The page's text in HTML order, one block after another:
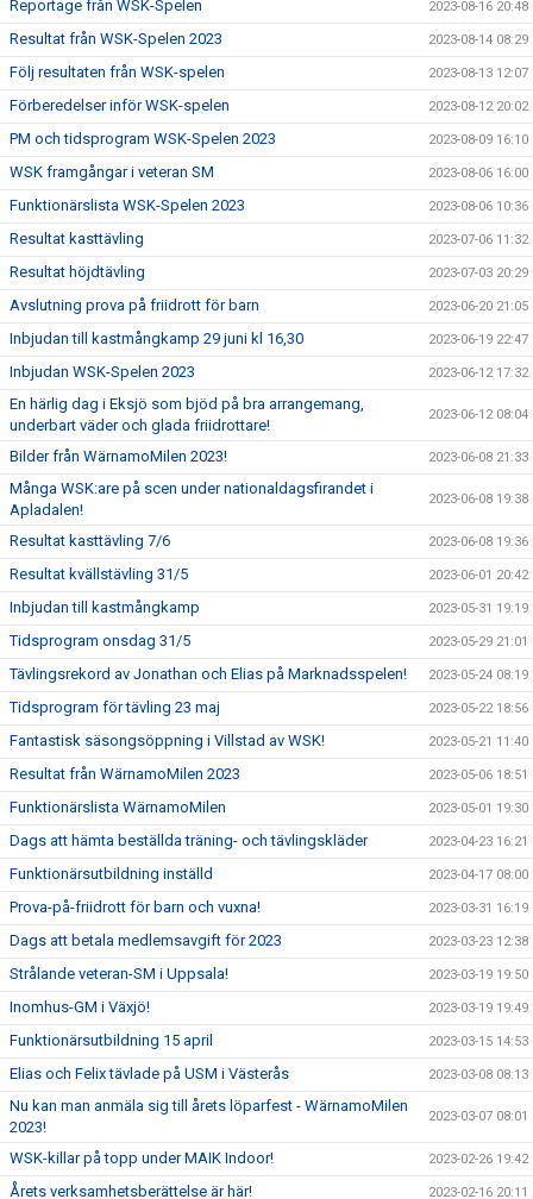
Reportage från WSK-Spelen 2023-08-16 20:48
Resultat från WSK-Spelen 2023 2023-08-14 08:29
Följ resultaten från WSK-spelen 2023-08-13 12:07
Förberedelser inför WSK-spelen 2023-08-12 20:02
PM och tidsprogram WSK-Spelen 2023 2023-08-09 16:10
WSK framgångar i veteran SM 2023-08-06 16:00
Funktionärslista WSK-Spelen 2023 2023-08-06 10:36
Resultat kasttävling 2023-07-06 11:32
Resultat höjdtävling 2023-07-03 20:29
Avslutning prova på friidrott för barn 2023-06-20 21:05
Inbjudan till kastmångkamp 29 juni kl 16,30 2023-06-19 22:47
Inbjudan WSK-Spelen 2023 2023-06-12 17:32
En härlig dag i Eksjö som bjöd på bra arrangemang,
underbart väder och glada friidrottare!
2023-06-12 08:04
Bilder från WärnamoMilen 2023! 2023-06-08 21:33
Många WSK:are på scen under nationaldagsfirandet i
Apladalen!
2023-06-08 19:38
Resultat kasttävling 7/6 2023-06-08 19:36
Resultat kvällstävling 31/5 2023-06-01 20:42
Inbjudan till kastmångkamp 2023-05-31 19:19
Tidsprogram onsdag 31/5 2023-05-29 21:01
Tävlingsrekord av Jonathan och Elias på Marknadsspelen! 2023-05-24 08:19
Tidsprogram för tävling 23 maj 2023-05-22 18:56
Fantastisk säsongsöppning i Villstad av WSK! 2023-05-21 11:40
Resultat från WärnamoMilen 2023 2023-05-06 18:51
Funktionärslista WärnamoMilen 2023-05-01 19:30
Dags att hämta beställda träning- och tävlingskläder 2023-04-23 16:21
Funktionärsutbildning inställd 2023-04-17 08:00
Prova-på-friidrott för barn och vuxna! 2023-03-31 16:19
Dags att betala medlemsavgift för 2023 2023-03-23 12:38
Strålande veteran-SM i Uppsala! 2023-03-19 19:50
Inomhus-GM i Växjö! 2023-03-19 19:49
Funktionärsutbildning 15 april 2023-03-15 14:53
Elias och Felix tävlade på USM i Västerås 2023-03-08 08:13
Nu kan man anmäla sig till årets löparfest - WärnamoMilen
2023!
2023-03-07 08:01
WSK-killar på topp under MAIK Indoor! 2023-02-26 19:42
Årets verksamhetsberättelse är här! 2023-02-16 20:11